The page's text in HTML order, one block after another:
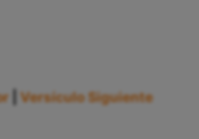
Versículo Siguiente